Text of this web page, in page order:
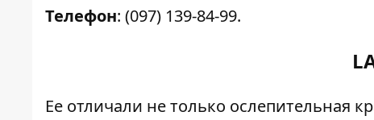
Телефон: (097) 139-84-99.
Ее отличали не только ослепительная